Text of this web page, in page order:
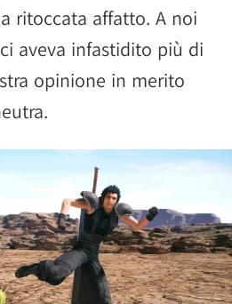
ritoccata affatto. A noi
aveva infastidito più di
opinione in merito